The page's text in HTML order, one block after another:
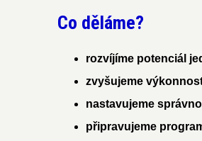
Co děláme?
rozvíjíme potenciál
zvyšujeme
nastavujeme
připravujeme